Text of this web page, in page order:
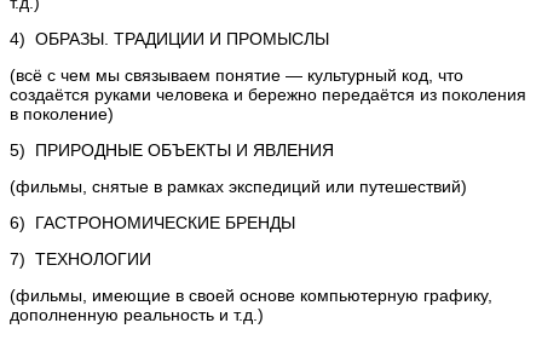
4) ОБРАЗЫ. ТРАДИЦИИ И ПРОМЫСЛЫ
(всё с чем мы связываем понятие — культурный код, что
создаётся руками человека и бережно передаётся из поколения
в поколение)
5) ПРИРОДНЫЕ ОБЪЕКТЫ И ЯВЛЕНИЯ
(фильмы, снятые в рамках экспедиций или путешествий)
6) ГАСТРОНОМИЧЕСКИЕ БРЕНДЫ
7) ТЕХНОЛОГИИ
(фильмы, имеющие в своей основе компьютерную графику,
дополненную реальность и т.д.)